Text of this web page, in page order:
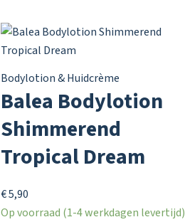
Bodylotion & Huidcrème
Balea Bodylotion
Shimmerend
Tropical Dream
€5,90
Op voorraad (1-4 werkdagen levertijd)